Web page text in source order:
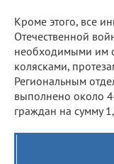
Кроме этого, все
Отечественной
необходимыми им
колясками,
Региональным
выполнено около
граждан на сумму